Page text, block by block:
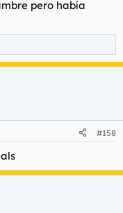
pero había
#158